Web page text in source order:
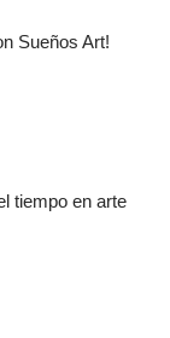
Sueños Art!
tiempo en arte